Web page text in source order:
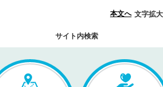
本文へ 文字拡大
サイト内検索